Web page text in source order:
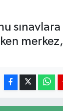
sınavlara
merkez,